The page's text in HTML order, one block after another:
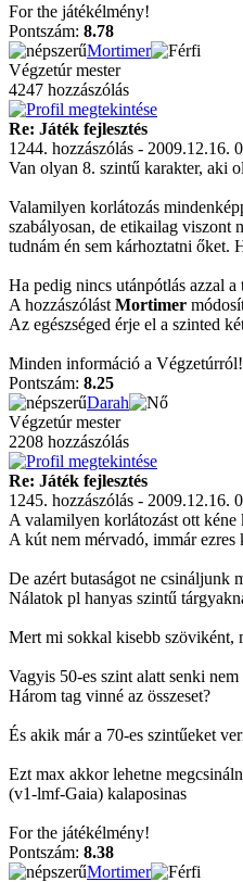
For the játékélmény!
Pontszám: 8.78
Mortimer
Végzetúr mester
4247 hozzászólás
Re: Játék fejlesztés
1244. hozzászólás - 2009.12.16.
Van olyan 8. szintű karakter, aki
Valamilyen korlátozás
szabályosan, de etikailag viszont
tudnám én sem kárhoztatni őket.
Ha pedig nincs utánpótlás azzal
A hozzászólást Mortimer
Az egészséged érje el a szinted
Minden információ a
Pontszám: 8.25
Darah
Végzetúr mester
2208 hozzászólás
Re: Játék fejlesztés
1245. hozzászólás - 2009.12.16.
A valamilyen korlátozást ott kéne
A kút nem mérvadó, immár
De azért butaságot ne csináljunk
Nálatok pl hanyas szintű
Mert mi sokkal kisebb szöviként,
Vagyis 50-es szint alatt senki
Három tag vinné az összeset?
És akik már a 70-es szintűeket
Ezt max akkor lehetne
(v1-lmf-Gaia) kalaposinas
For the játékélmény!
Pontszám: 8.38
Mortimer